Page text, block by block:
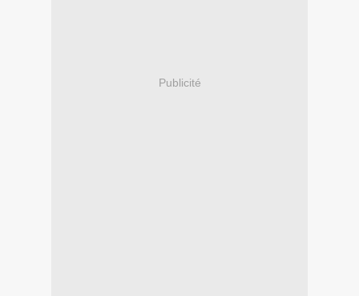
Publicité